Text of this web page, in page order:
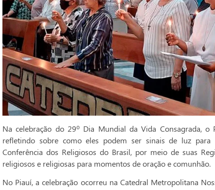
Na celebração do 29º Dia Mundial da Vida Consagrada,
refletindo sobre como eles podem ser sinais de luz para
Conferência dos Religiosos do Brasil, por meio de suas
religiosos e religiosas para momentos de oração e comunhão.
No Piauí, a celebração ocorreu na Catedral Metropolitana